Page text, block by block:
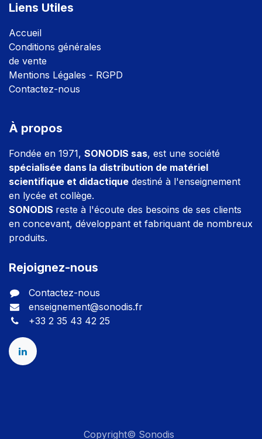
Liens Utiles
Accueil
Conditions générales
de vente
Mentions Légales - RGPD
Contactez-nous
À propos
Fondée en 1971, SONODIS sas, est une société
spécialisée dans la distribution de matériel
scientifique et didactique destiné à l'enseignement
en lycée et collège.
SONODIS reste à l'écoute des besoins de ses clients
en concevant, développant et fabriquant de nombreux
produits.
Rejoignez-nous
Contactez-nous
enseignement@sonodis.fr
+33 2 35 43 42 25
Copyright© Sonodis